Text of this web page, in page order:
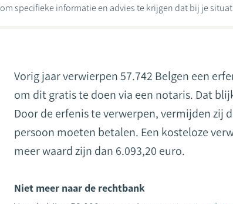
om specifieke informatie en advies te krijgen dat bij je
Vorig jaar verwierpen 57.742 Belgen een
om dit gratis te doen via een notaris. Dat
Door de erfenis te verwerpen, vermijden zij
persoon moeten betalen. Een kosteloze
meer waard zijn dan 6.093,20 euro.
Niet meer naar de rechtbank